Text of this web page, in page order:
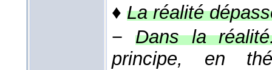
♦ La réalité
− Dans la
principe, en